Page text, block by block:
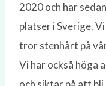
2020 och har
platser i Sverige.
tror stenhårt på
Vi har också höga